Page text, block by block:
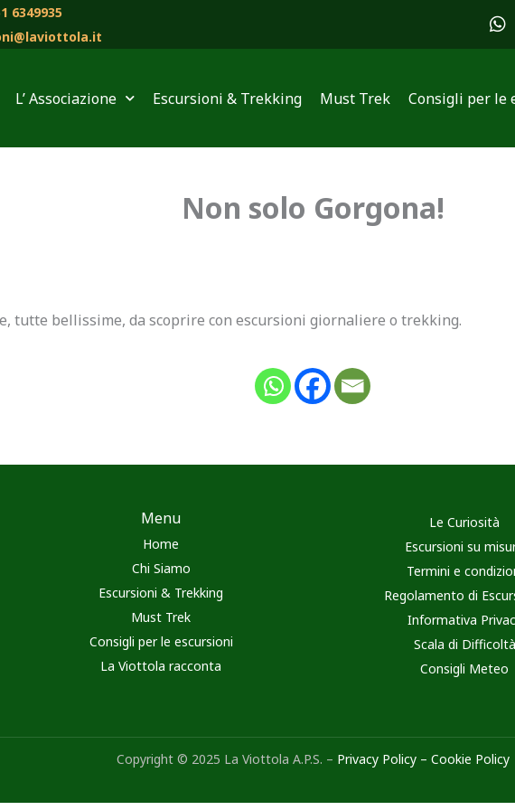
6349935
W
h
a
a
L’ Associazione Escursioni & Trekking Must Trek Consigli per le
Non solo Gorgona!
tutte bellissime, da scoprire con escursioni giornaliere o trekking.
Menu
Home
Chi Siamo
Escursioni & Trekking
Must Trek
Consigli per le escursioni
La Viottola racconta
Le Curiosità
Escursioni su
Termini e
Regolamento di
Informativa
Scala di Difficoltà
Consigli Meteo
Copyright © 2025 La Viottola A.P.S. – Privacy Policy– Cookie Policy